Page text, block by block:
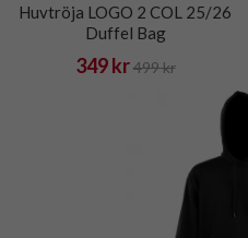
Huvtröja LOGO 2 COL 25/26
Duffel Bag
349 kr 499 kr